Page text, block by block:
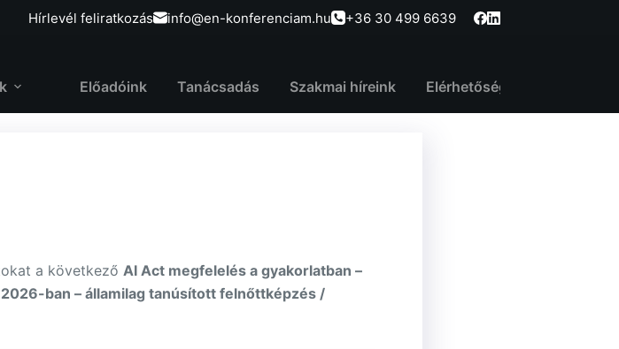
Hírlevél feliratkozás info@en-konferenciam.hu +36 30 499 6639
Előadóink Tanácsadás Szakmai híreink Elérhetőség
a következőAI Act megfelelés a gyakorlatban –
ban – államilag tanúsított felnőttképzés /